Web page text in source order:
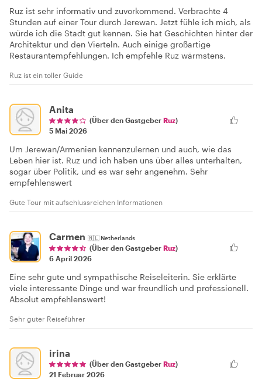
Ruz ist sehr informativ und zuvorkommend. Verbrachte 4
Stunden auf einer Tour durch Jerewan. Jetzt fühle ich mich, als
würde ich die Stadt gut kennen. Sie hat Geschichten hinter der
Architektur und den Vierteln. Auch einige großartige
Restaurantempfehlungen. Ich empfehle Ruz wärmstens.
Ruz ist ein toller Guide
Anita
(Über den Gastgeber Ruz)
5 Mai 2026
Um Jerewan/Armenien kennenzulernen und auch, wie das
Leben hier ist. Ruz und ich haben uns über alles unterhalten,
sogar über Politik, und es war sehr angenehm. Sehr
empfehlenswert
Gute Tour mit aufschlussreichen Informationen
Carmen 🇳🇱Netherlands
(Über den Gastgeber Ruz)
6 April 2026
Eine sehr gute und sympathische Reiseleiterin. Sie erklärte
viele interessante Dinge und war freundlich und professionell.
Absolut empfehlenswert!
Sehr guter Reiseführer
irina
(Über den Gastgeber Ruz)
21 Februar 2026